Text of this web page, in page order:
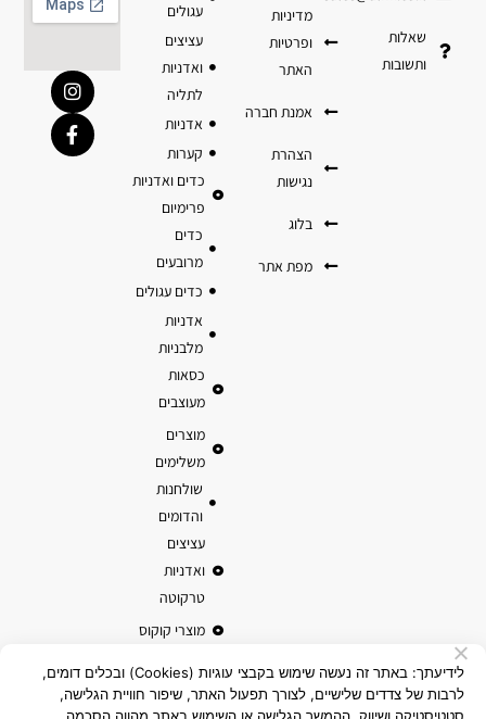
עגולים
עציצים
ואדניות
לתליה
אדניות
קערות
כדים ואדניות
פרימיום
כדים
מרובעים
כדים עגולים
אדניות
מלבניות
כסאות
מעוצבים
מוצרים
משלימים
שולחנות
והדומים
עציצים
ואדניות
טרקוטה
מוצרי קוקוס
מדיניות
ופרטיות
האתר
אמנת חברה
הצהרת
נגישות
בלוג
מפת אתר
שאלות
ותשובות
לידיעתך: באתר זה נעשה שימוש בקבצי עוגיות (Cookies) ובכלים דומים,
לרבות של צדדים שלישיים, לצורך תפעול האתר, שיפור חוויית הגלישה,